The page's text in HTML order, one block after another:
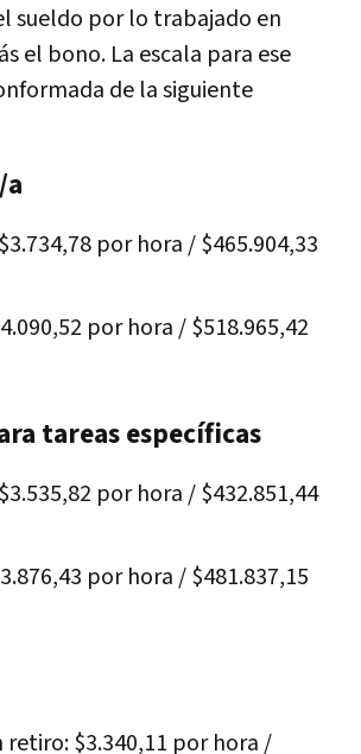
sueldo por lo trabajado en
el bono. La escala para ese
de la siguiente
por hora / $465.904,33
por hora / $518.965,42
tareas específicas
por hora / $432.851,44
por hora / $481.837,15
retiro: $3.340,11 por hora /